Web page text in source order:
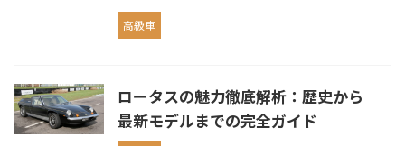
高級車
ロータスの魅力徹底解析：歴史から
最新モデルまでの完全ガイド